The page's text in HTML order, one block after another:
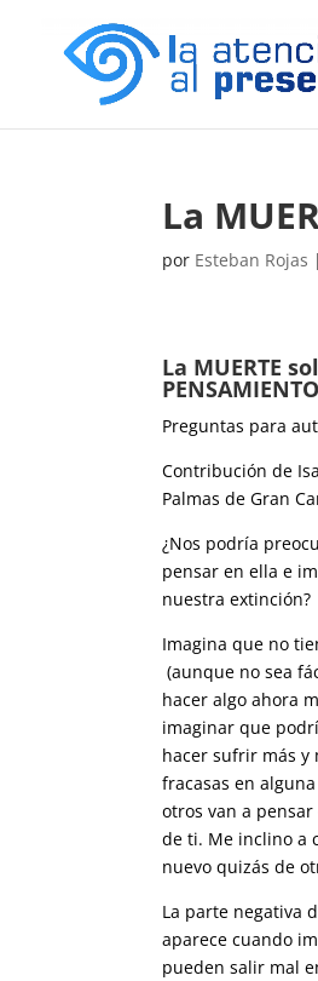
La
por Esteban Rojas |
La MUERTE
PENSAMIENTO
Preguntas para
Contribución de
Palmas de Gran
¿Nos podría
pensar en ella e
nuestra extinción?
Imagina que no
(aunque no sea
hacer algo ahora
imaginar que
hacer sufrir más y
fracasas en
otros van a
de ti. Me inclino a
nuevo quizás de
La parte negativa
aparece cuando
pueden salir mal